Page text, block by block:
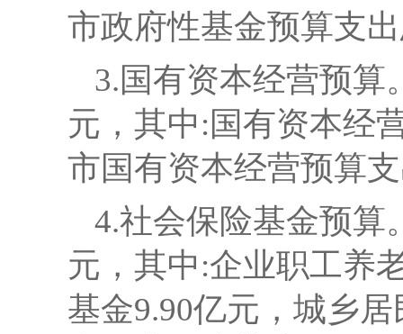
市政府性基金预算支
3.国有资本经营预算
元，其中:国有资本经
市国有资本经营预算
4.社会保险基金预算
元，其中:企业职工养
基金9.90亿元，城乡